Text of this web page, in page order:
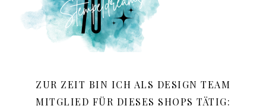
ZUR ZEIT BIN ICH ALS DESIGN TEAM
MITGLIED FÜR DIESES SHOPS TÄTIG: